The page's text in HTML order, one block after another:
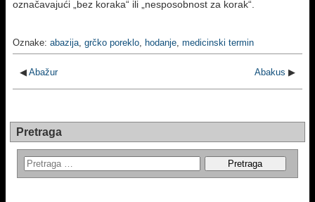
označavajući „bez koraka“ ili „nesposobnost za korak“.
Oznake: abazija, grčko poreklo, hodanje, medicinski termin
◀ Abažur Abakus ▶
Pretraga